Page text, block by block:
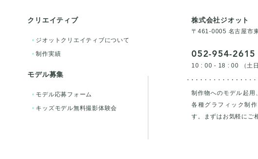
クリエイティブ
ジオットクリエイティブについて
制作実績
モデル募集
モデル応募フォーム
キッズモデル無料撮影体験会
株式会社ジオット
〒461-0005 名古屋市
052-954-2615
10 : 00 - 18 : 00 （土
制作物へのモデル起用
各種グラフィック制
す。まずはお気軽にご